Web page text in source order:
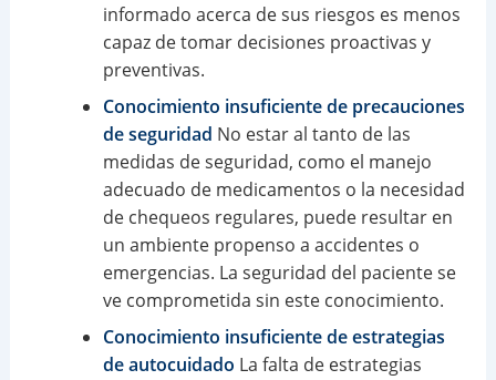
informado acerca de sus riesgos es menos
capaz de tomar decisiones proactivas y
preventivas.
Conocimiento insuficiente de precauciones
de seguridad No estar al tanto de las
medidas de seguridad, como el manejo
adecuado de medicamentos o la necesidad
de chequeos regulares, puede resultar en
un ambiente propenso a accidentes o
emergencias. La seguridad del paciente se
ve comprometida sin este conocimiento.
Conocimiento insuficiente de estrategias
de autocuidado La falta de estrategias